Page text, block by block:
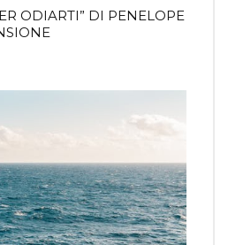
ODIARTI” DI PENELOPE